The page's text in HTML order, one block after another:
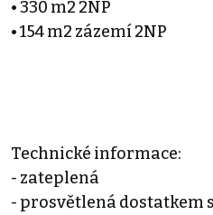
• 330 m2 2NP
• 154 m2 zázemí 2NP
Technické informace:
- zateplená
- prosvětlená dostatkem